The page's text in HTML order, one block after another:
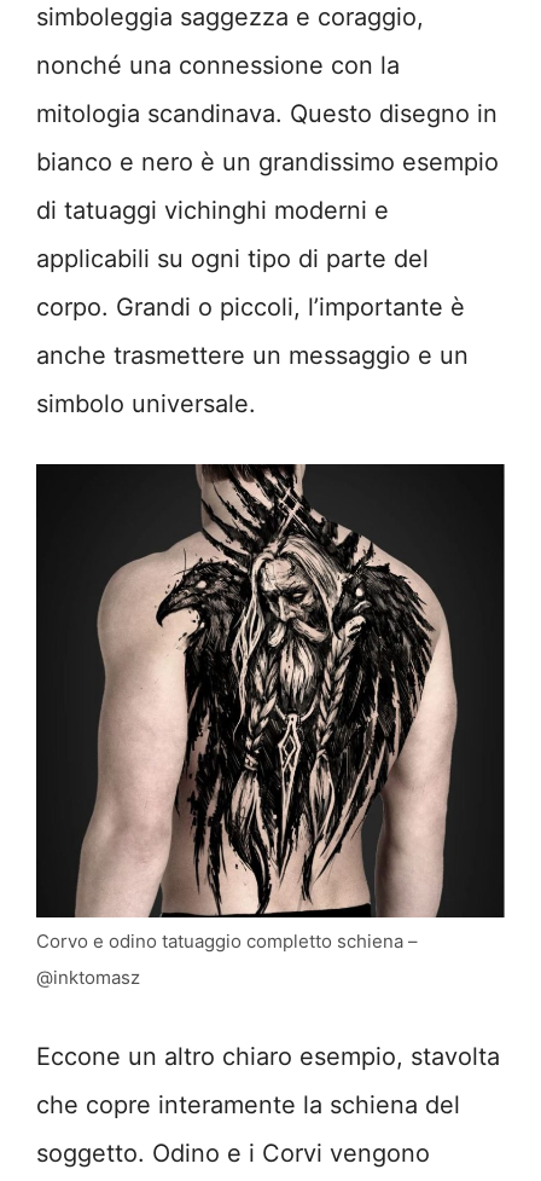
simboleggia saggezza e coraggio,
nonché una connessione con la
mitologia scandinava. Questo disegno in
bianco e nero è un grandissimo esempio
di tatuaggi vichinghi moderni e
applicabili su ogni tipo di parte del
corpo. Grandi o piccoli, l’importante è
anche trasmettere un messaggio e un
simbolo universale.
Corvo e odino tatuaggio completto schiena –
@inktomasz
Eccone un altro chiaro esempio, stavolta
che copre interamente la schiena del
soggetto. Odino e i Corvi vengono